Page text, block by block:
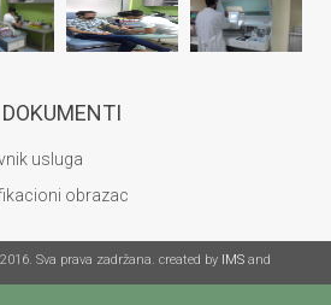
DOKUMENTI
usluga
obrazac
Sva prava zadržana. created by IMS and